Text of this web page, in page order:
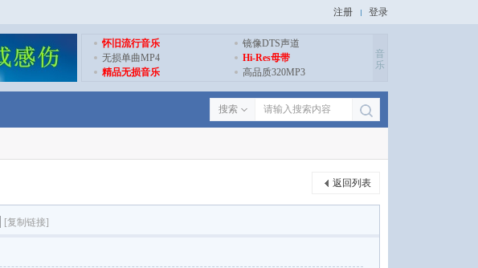
注册 登录
怀旧流行音乐
镜像DTS声道
无损单曲MP4
Hi-Res母带
精品无损音乐
高品质320MP3
音
乐
搜索
返回列表
[复制链接]